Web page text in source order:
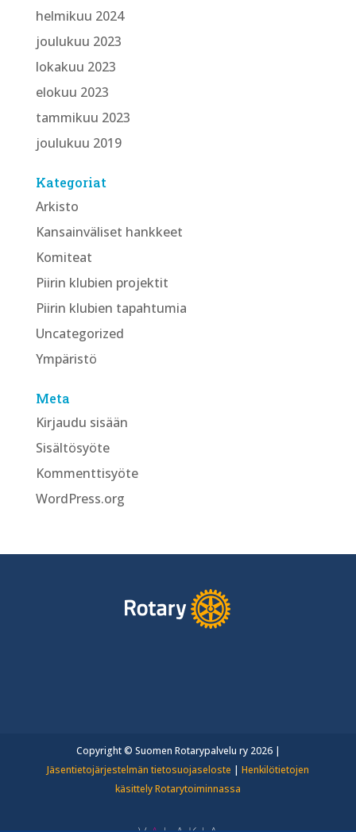
helmikuu 2024
joulukuu 2023
lokakuu 2023
elokuu 2023
tammikuu 2023
joulukuu 2019
Kategoriat
Arkisto
Kansainväliset hankkeet
Komiteat
Piirin klubien projektit
Piirin klubien tapahtumia
Uncategorized
Ympäristö
Meta
Kirjaudu sisään
Sisältösyöte
Kommenttisyöte
WordPress.org
Copyright © Suomen Rotarypalvelu ry 2026 |
Jäsentietojärjestelmän tietosuojaseloste | Henkilötietojen
käsittely Rotarytoiminnassa